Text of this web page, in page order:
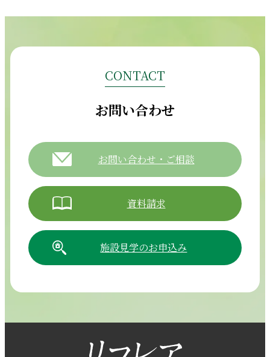
054-265-5811
【電話受付時間】8:30～17:30（月曜～土曜）
CONTACT
お問い合わせ
お問い合わせ・ご相談
資料請求
施設見学のお申込み